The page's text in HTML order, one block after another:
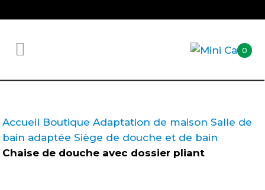
0
Accueil Boutique Adaptation de maison Salle de
bain adaptée Siège de douche et de bain
Chaise de douche avec dossier pliant